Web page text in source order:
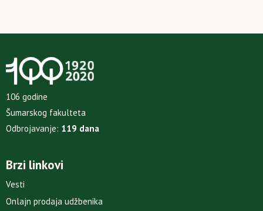
106 godine
Šumarskog fakulteta
Odbrojavanje: 119 dana
Brzi linkovi
Vesti
Onlajn prodaja udžbenika